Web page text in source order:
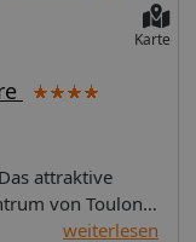
Karte
attraktive
von Toulon
weiterlesen